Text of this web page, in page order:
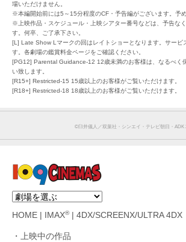
場いただけません。
※本編開始前には5～15分程度のCF・予告編がございます。予め
※上映作品・スケジュール・上映シアター番号などは、予告な
す。何卒、ご了承下さい。
[L] Late Show Lマークの回はレイトショーとなります。サービ
す。各劇場の鑑賞料金ページをご確認ください。
[PG12] Parental Guidance-12 12歳未満のお客様は、なるべく
い致します。
[R15+] Restricted-15 15歳以上のお客様がご覧いただけます。
[R18+] Restricted-18 18歳以上のお客様がご覧いただけます。
©︎臼井儀人／双葉社・シンエイ・テレビ朝日・ADK
HOME IMAX®| 4DX/SCREENX/ULTRA 4DX
上映中の作品